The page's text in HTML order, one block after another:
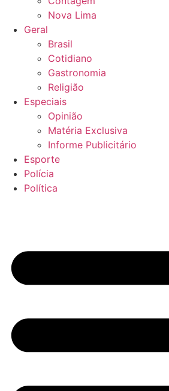
Nova Lima
Geral
Brasil
Cotidiano
Gastronomia
Religião
Especiais
Opinião
Matéria Exclusiva
Informe Publicitário
Esporte
Polícia
Política